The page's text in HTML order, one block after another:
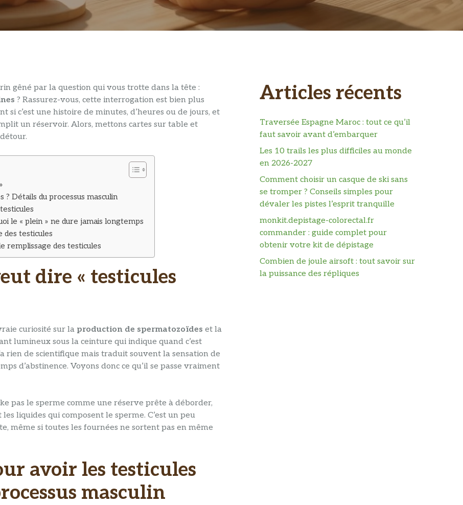
gêné par la question qui vous trotte dans la tête :
? Rassurez-vous, cette interrogation est bien plus
si c’est une histoire de minutes, d’heures ou de jours, et
un réservoir. Alors, mettons cartes sur table et
Détails du processus masculin
le « plein » ne dure jamais longtemps
des testicules
remplissage des testicules
dire « testicules
curiosité sur la production de spermatozoïdes et la
lumineux sous la ceinture qui indique quand c’est
rien de scientifique mais traduit souvent la sensation de
d’abstinence. Voyons donc ce qu’il se passe vraiment
pas le sperme comme une réserve prête à déborder,
les liquides qui composent le sperme. C’est un peu
même si toutes les fournées ne sortent pas en même
avoir les testicules
masculin
Articles récents
Traversée Espagne Maroc : tout ce qu’il
faut savoir avant d’embarquer
Les 10 trails les plus difficiles au monde
en 2026-2027
Comment choisir un casque de ski sans
se tromper ? Conseils simples pour
dévaler les pistes l’esprit tranquille
monkit.depistage-colorectal.fr
commander : guide complet pour
obtenir votre kit de dépistage
Combien de joule airsoft : tout savoir sur
la puissance des répliques